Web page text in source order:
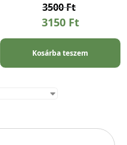
3500Ft
3150 Ft
Kosárba teszem